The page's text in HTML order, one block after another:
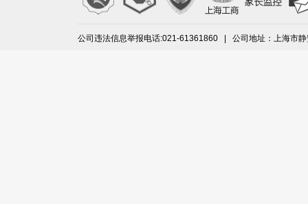
公司违法信息举报电话:021-61361860 | 公司地址：上海市